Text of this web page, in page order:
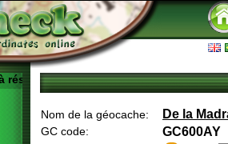
résoudre
Nom de la géocache: De la
GC code: GC600AY